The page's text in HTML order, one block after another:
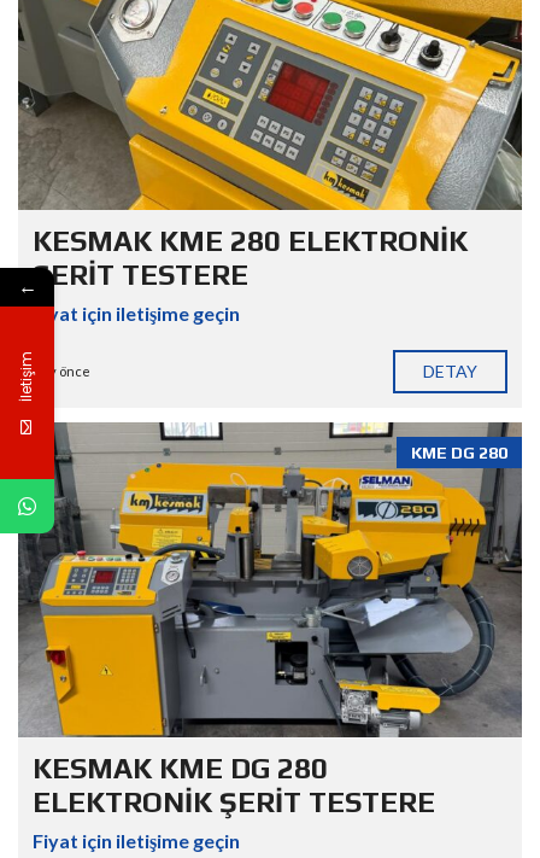
KESMAK KME 280 ELEKTRONİK
ŞERİT TESTERE
Fiyat için iletişime geçin
7 ay önce DETAY
KME DG 280
KESMAK KME DG 280
ELEKTRONİK ŞERİT TESTERE
Fiyat için iletişime geçin
←
İletişim